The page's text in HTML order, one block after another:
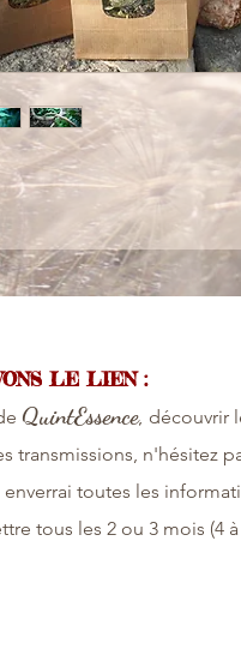
LE LIEN :
QuintEssence, découvrir
transmissions, n'hésitez
toutes les
tous les 2 ou 3 mois (4 à